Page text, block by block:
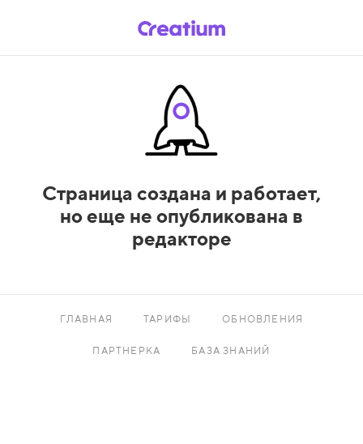
Страница создана и работает,
но еще не опубликована в
редакторе
ГЛАВНАЯ ТАРИФЫ ОБНОВЛЕНИЯ
ПАРТНЕРКА БАЗА ЗНАНИЙ